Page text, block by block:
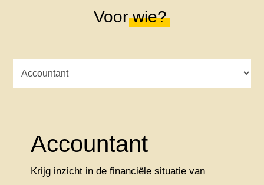
Voorwie?
Accountant
Krijg inzicht in de financiële situatie van